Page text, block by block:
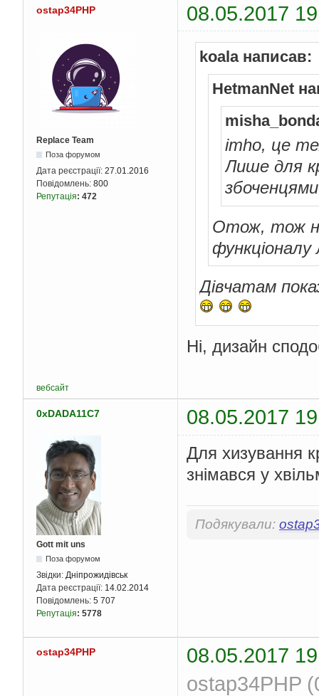
ostap34PHP 08.05.2017
Replace Team
Поза форумом
Дата реєстрації: 27.01.2016
Повідомлень: 800
Репутація: 472
koala написав:
HetmanNet
imho, це
Лише для
Отож, тож
функціоналу
Дівчатам
Ні, дизайн
вебсайт
0xDADA11C7 08.05.2017
Gott mit uns
Поза форумом
Звідки: Дніпрожидівськ
Дата реєстрації: 14.02.2014
Повідомлень: 5 707
Репутація: 5778
Для хизування
знімався у
Подякували:
ostap34PHP
08.05.2017
ostap34PHP